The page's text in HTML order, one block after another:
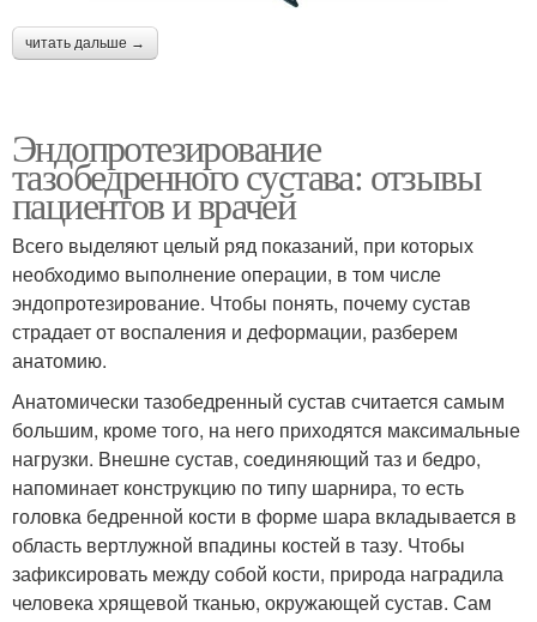
читать дальше →
Эндопротезирование
тазобедренного сустава: отзывы
пациентов и врачей
Всего выделяют целый ряд показаний, при которых
необходимо выполнение операции, в том числе
эндопротезирование. Чтобы понять, почему сустав
страдает от воспаления и деформации, разберем
анатомию.
Анатомически тазобедренный сустав считается самым
большим, кроме того, на него приходятся максимальные
нагрузки. Внешне сустав, соединяющий таз и бедро,
напоминает конструкцию по типу шарнира, то есть
головка бедренной кости в форме шара вкладывается в
область вертлужной впадины костей в тазу. Чтобы
зафиксировать между собой кости, природа наградила
человека хрящевой тканью, окружающей сустав. Сам